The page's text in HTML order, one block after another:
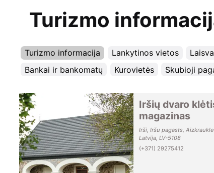
Turizmo
Turizmo informacija Lankytinos vietos
Bankai ir bankomatų
Kurovietės Skubioji
Iršių dvaro
magazinas
Irši, Iršu pagasts,
Latvija, LV-5108
(+371) 29275412